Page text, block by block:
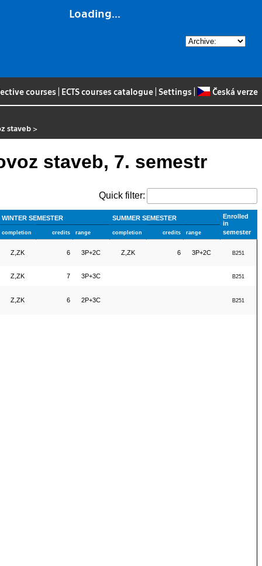
Loading...
courses ECTS courses catalogue Settings Česká verze
staveb >
staveb, 7. semestr
Quick filter:
WINTER SEMESTER SUMMER SEMESTER
Enrolled
in
semester
completion credits range completion credits range
Z,ZK 6 3P+2C Z,ZK 6 3P+2C B251
Z,ZK 7 3P+3C B251
Z,ZK 6 2P+3C B251